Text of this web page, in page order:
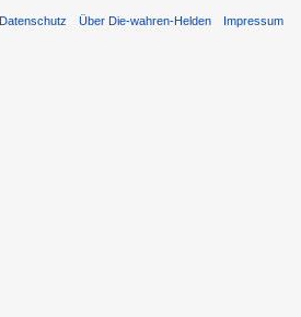
Datenschutz Über Die-wahren-Helden Impressum